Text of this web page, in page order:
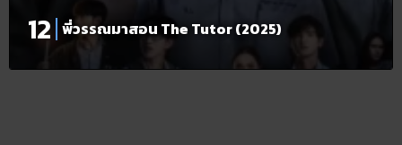
พี่วรรณมาสอน The Tutor (2025)